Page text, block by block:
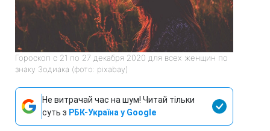
Гороскоп с 21 по 27 декабря 2020 для всех женщин по
знаку Зодиака (фото: pixabay)
Не витрачай час на шум! Читай тільки
суть з РБК-Україна у Google